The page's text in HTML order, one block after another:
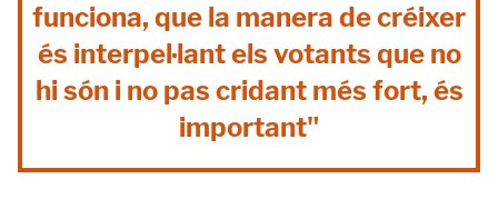
funciona, que la manera de créixer
és interpel·lant els votants que no
hi són i no pas cridant més fort, és
important"